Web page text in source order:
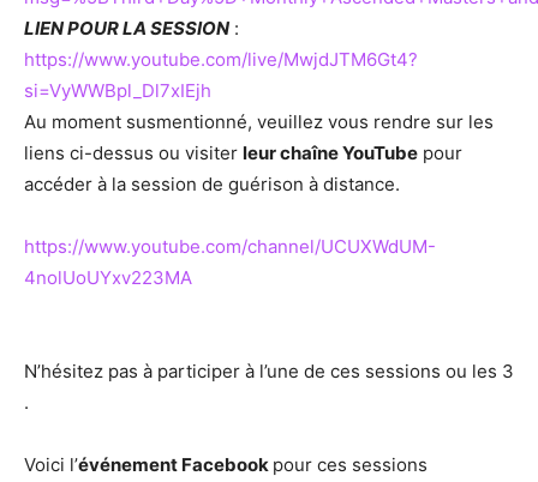
LIEN POUR LA SESSION :
https://www.youtube.com/live/MwjdJTM6Gt4?
si=VyWWBpl_Dl7xIEjh
Au moment susmentionné, veuillez vous rendre sur les
liens ci-dessus ou visiter leur chaîne YouTube pour
accéder à la session de guérison à distance.
https://www.youtube.com/channel/UCUXWdUM-
4nolUoUYxv223MA
N’hésitez pas à participer à l’une de ces sessions ou les 3
.
Voici l’événement Facebook pour ces sessions